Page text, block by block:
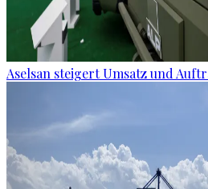
Aselsan steigert Umsatz und